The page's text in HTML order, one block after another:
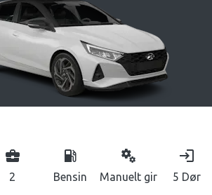
business_center
2
local_gas_station
Bensin
miscellaneous_services
Manuelt gir
login
5 Dør